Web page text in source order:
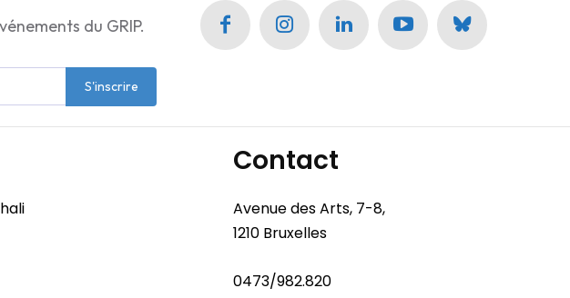
du GRIP.
S'inscrire
Contact
Avenue des Arts, 7-8,
1210 Bruxelles
0473/982.820